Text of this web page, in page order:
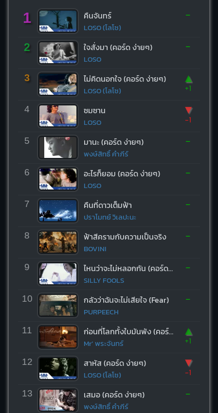
1 คืนจันทร์
LOSO (โลโซ)
-
2 ใจสั่งมา (คอร์ด ง่ายๆ)
LOSO
-
3 ไม่คิดนอกใจ (คอร์ด ง่ายๆ)
LOSO (โลโซ)
▲
+1
4 ซมซาน
LOSO
▼
-1
5 มานะ (คอร์ด ง่ายๆ)
พงษ์สิทธิ์ คำภีร์
-
6 อะไรก็ยอม (คอร์ด ง่ายๆ)
LOSO
-
7 คืนที่ดาวเต็มฟ้า
ปราโมทย์ วิเลปะนะ
-
8 ฟ้าสีครามกับความเป็นจริง
BOVINI
-
9 ไหนว่าจะไม่หลอกกัน (คอร์ด ง่ายๆ)
SILLY FOOLS
-
10 กลัวว่าฉันจะไม่เสียใจ (Fear)
PURPEECH
-
11 ก่อนที่โลกทั้งใบมันพัง (คอร์ด ง่ายๆ)
Mr’ พระจันทร์
▲
+1
12 สาหัส (คอร์ด ง่ายๆ)
LOSO (โลโซ)
▼
-1
13 เสมอ (คอร์ด ง่ายๆ)
พงษ์สิทธิ์ คำภีร์
-